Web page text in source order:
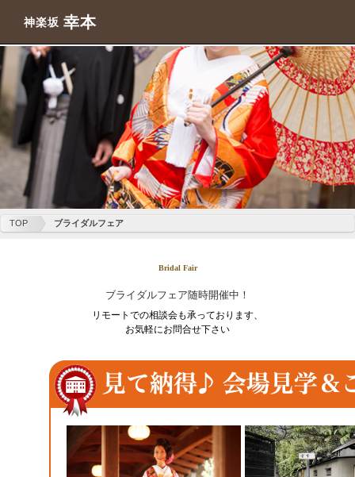
神楽坂 幸本
TOP ブライダルフェア
Bridal Fair
ブライダルフェア随時開催中！
リモートでの相談会も承っております、
お気軽にお問合せ下さい